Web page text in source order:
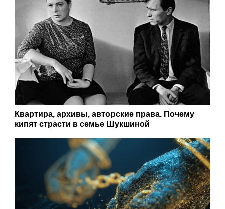
Квартира, архивы, авторские права. Почему
кипят страсти в семье Шукшиной